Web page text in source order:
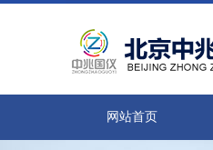
网站首页